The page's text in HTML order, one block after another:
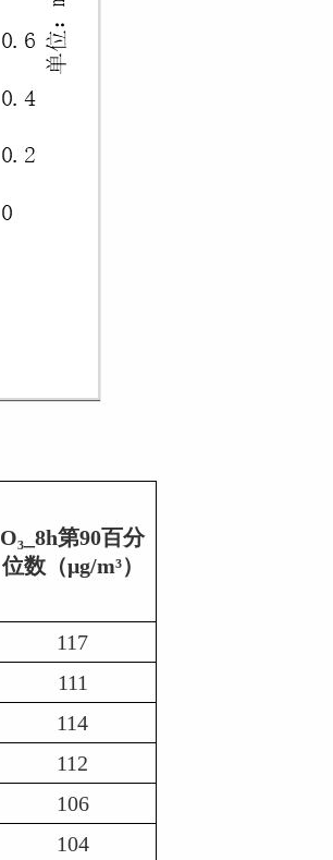
O₃_8h第90百分
位数（μg/m³）
117
111
114
112
106
104